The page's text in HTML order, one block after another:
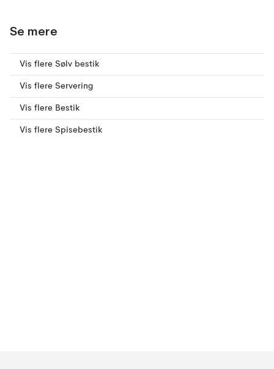
Se mere
Vis flere Sølv bestik
Vis flere Servering
Vis flere Bestik
Vis flere Spisebestik